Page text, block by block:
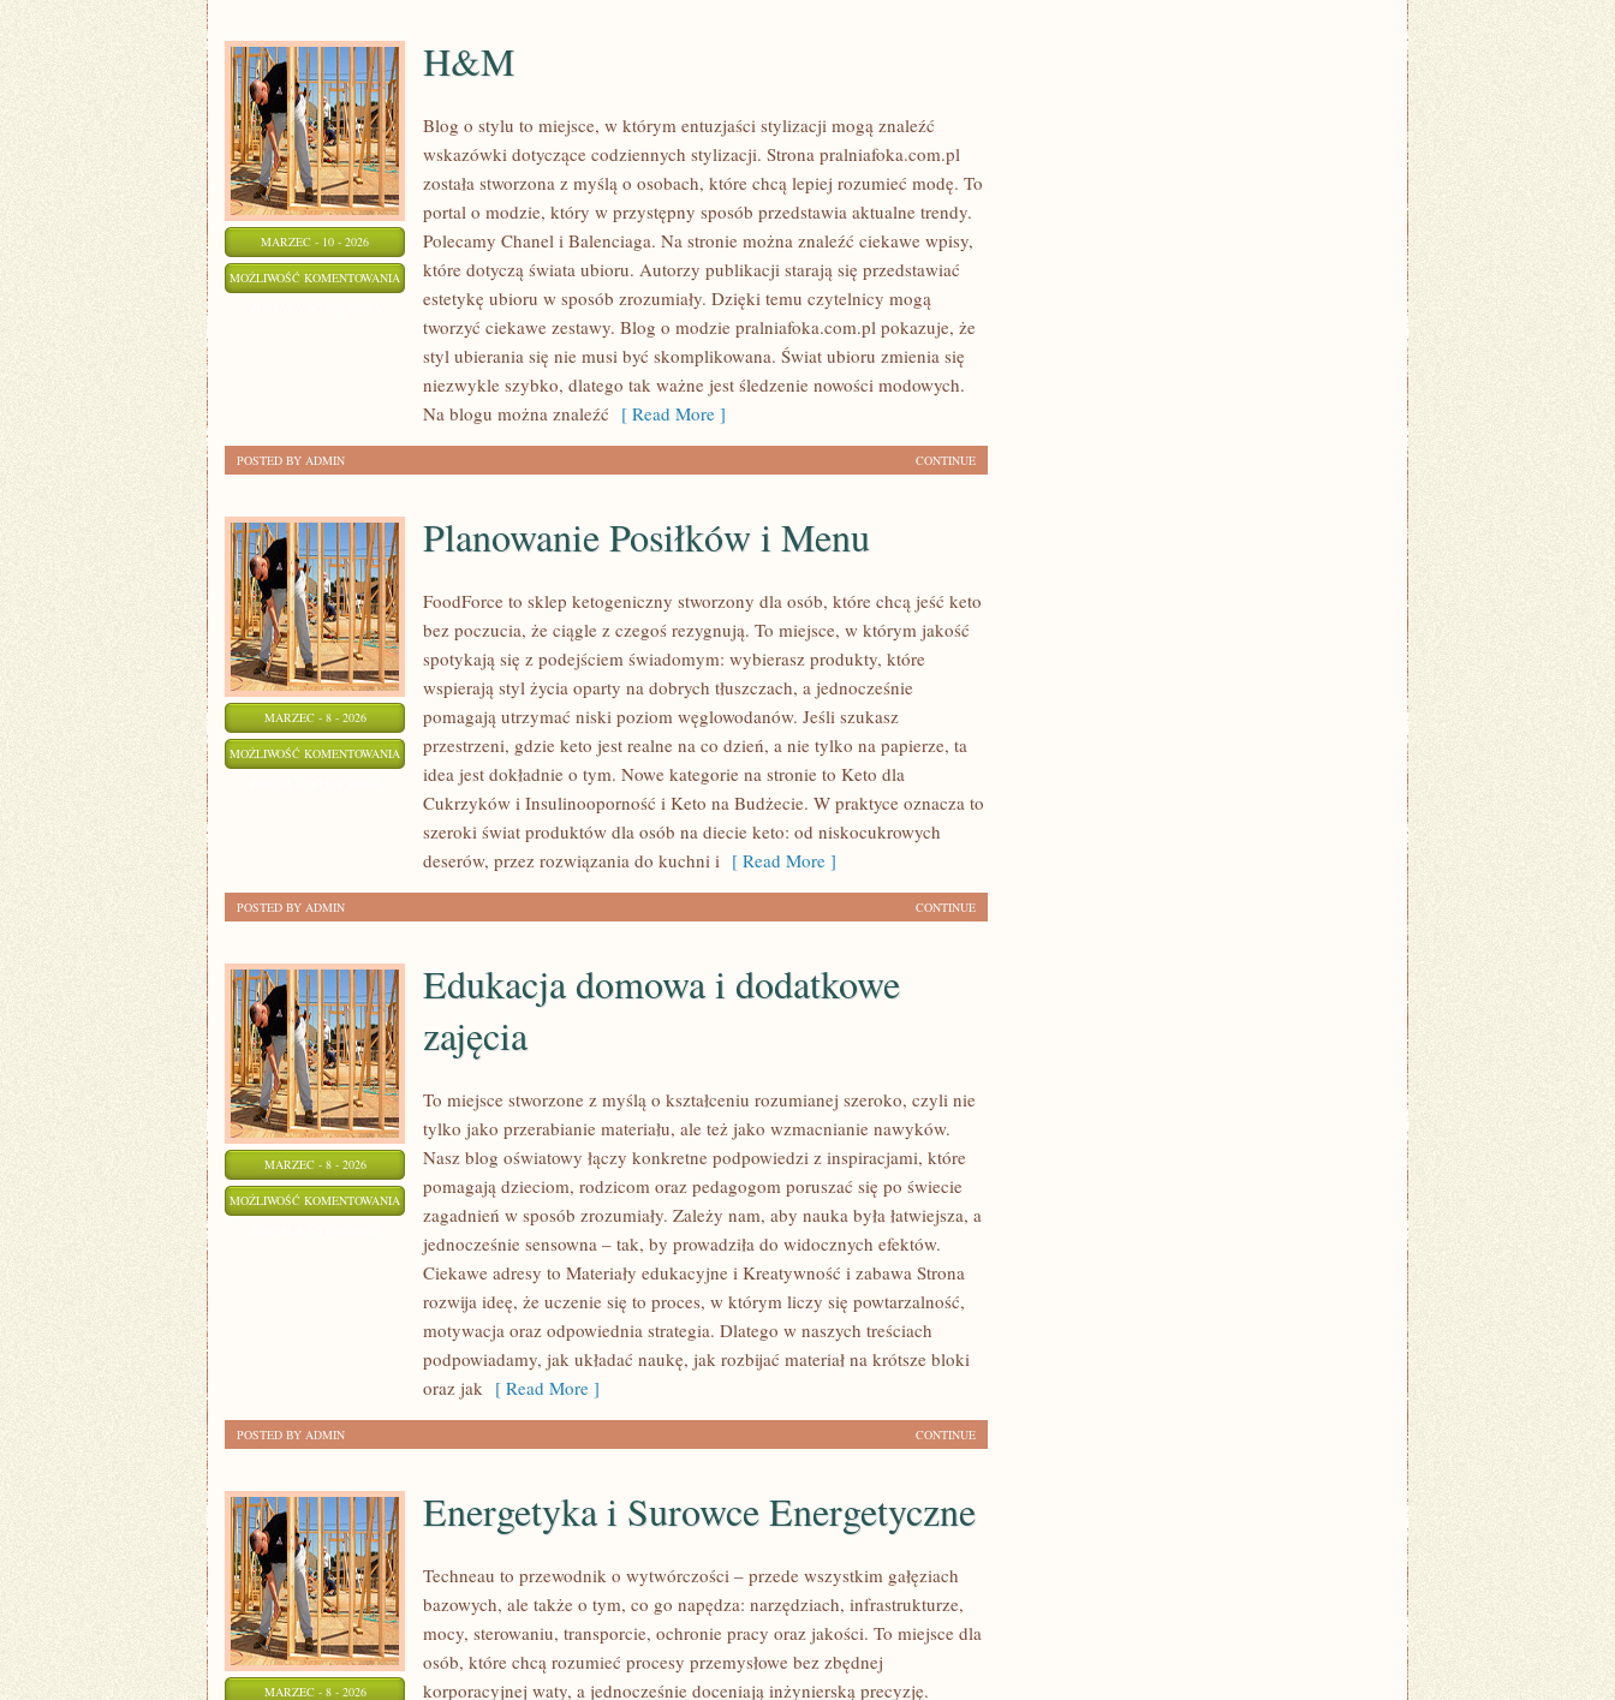
MARZEC - 10 - 2026
MOŻLIWOŚĆ KOMENTOWANIA H&M
H&M
Blog o stylu to miejsce, w którym entuzjaści stylizacji mogą znaleźć
wskazówki dotyczące codziennych stylizacji. Strona pralniafoka.com.pl
została stworzona z myślą o osobach, które chcą lepiej rozumieć modę. To
portal o modzie, który w przystępny sposób przedstawia aktualne trendy.
Polecamy Chanel i Balenciaga. Na stronie można znaleźć ciekawe wpisy,
które dotyczą świata ubioru. Autorzy publikacji starają się przedstawiać
estetykę ubioru w sposób zrozumiały. Dzięki temu czytelnicy mogą
tworzyć ciekawe zestawy. Blog o modzie pralniafoka.com.pl pokazuje, że
styl ubierania się nie musi być skomplikowana. Świat ubioru zmienia się
niezwykle szybko, dlatego tak ważne jest śledzenie nowości modowych.
Na blogu można znaleźć [ Read More ]
CONTINUE
POSTED BY ADMIN
MARZEC - 8 - 2026
MOŻLIWOŚĆ KOMENTOWANIA PLANOWANIE
POSIŁKÓW
MENU
Planowanie Posiłków i Menu
FoodForce to sklep ketogeniczny stworzony dla osób, które chcą jeść keto
bez poczucia, że ciągle z czegoś rezygnują. To miejsce, w którym jakość
spotykają się z podejściem świadomym: wybierasz produkty, które
wspierają styl życia oparty na dobrych tłuszczach, a jednocześnie
pomagają utrzymać niski poziom węglowodanów. Jeśli szukasz
przestrzeni, gdzie keto jest realne na co dzień, a nie tylko na papierze, ta
idea jest dokładnie o tym. Nowe kategorie na stronie to Keto dla
Cukrzyków i Insulinooporność i Keto na Budżecie. W praktyce oznacza to
szeroki świat produktów dla osób na diecie keto: od niskocukrowych
deserów, przez rozwiązania do kuchni i [ Read More ]
CONTINUE
POSTED BY ADMIN
MARZEC - 8 - 2026
MOŻLIWOŚĆ KOMENTOWANIA EDUKACJA
DOMOWA
Edukacja domowa i dodatkowe
zajęcia
To miejsce stworzone z myślą o kształceniu rozumianej szeroko, czyli nie
tylko jako przerabianie materiału, ale też jako wzmacnianie nawyków.
Nasz blog oświatowy łączy konkretne podpowiedzi z inspiracjami, które
pomagają dzieciom, rodzicom oraz pedagogom poruszać się po świecie
zagadnień w sposób zrozumiały. Zależy nam, aby nauka była łatwiejsza, a
jednocześnie sensowna – tak, by prowadziła do widocznych efektów.
Ciekawe adresy to Materiały edukacyjne i Kreatywność i zabawa Strona
rozwija ideę, że uczenie się to proces, w którym liczy się powtarzalność,
motywacja oraz odpowiednia strategia. Dlatego w naszych treściach
podpowiadamy, jak układać naukę, jak rozbijać materiał na krótsze bloki
oraz jak [ Read More ]
CONTINUE
POSTED BY ADMIN
MARZEC - 8 - 2026
Energetyka i Surowce Energetyczne
Techneau to przewodnik o wytwórczości – przede wszystkim gałęziach
bazowych, ale także o tym, co go napędza: narzędziach, infrastrukturze,
mocy, sterowaniu, transporcie, ochronie pracy oraz jakości. To miejsce dla
osób, które chcą rozumieć procesy przemysłowe bez zbędnej
korporacyjnej waty, a jednocześnie doceniają inżynierską precyzję.